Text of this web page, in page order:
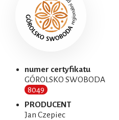
numer certyfikatu
GÓROLSKO SWOBODA
8049
PRODUCENT
Jan Czepiec